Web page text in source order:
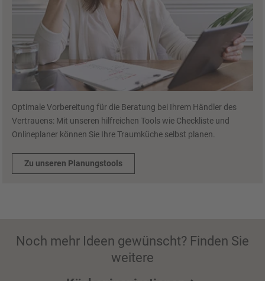
Optimale Vorbereitung für die Beratung bei Ihrem Händler des
Vertrauens: Mit unseren hilfreichen Tools wie Checkliste und
Onlineplaner können Sie Ihre Traumküche selbst planen.
Zu unseren Planungstools
Noch mehr Ideen gewünscht? Finden Sie
weitere